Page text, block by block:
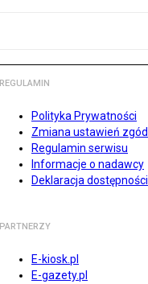
REGULAMIN
Polityka Prywatności
Zmiana ustawień zgód
Regulamin serwisu
Informacje o nadawcy
Deklaracja dostępności
PARTNERZY
E-kiosk.pl
E-gazety.pl